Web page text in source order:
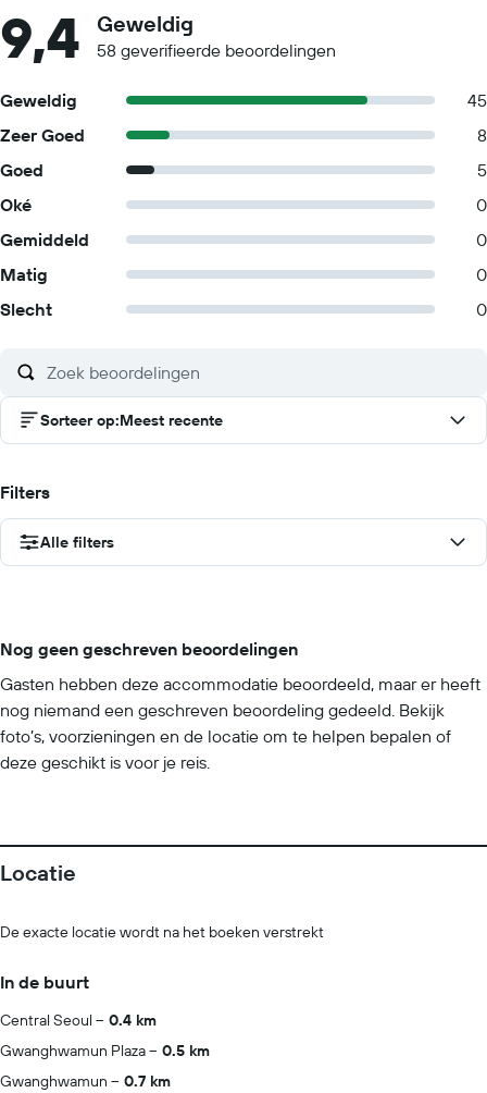
9,4 Geweldig
58 geverifieerde beoordelingen
Geweldig
45
Zeer Goed
8
Goed
5
Oké
0
Gemiddeld
0
Matig
0
Slecht
0
Sorteer op:Meest recente
Filters
Alle filters
Nog geen geschreven beoordelingen
Gasten hebben deze accommodatie beoordeeld, maar er heeft
nog niemand een geschreven beoordeling gedeeld. Bekijk
foto’s, voorzieningen en de locatie om te helpen bepalen of
deze geschikt is voor je reis.
Locatie
De exacte locatie wordt na het boeken verstrekt
In de buurt
Central Seoul
0.4 km
Gwanghwamun Plaza
0.5 km
Gwanghwamun
0.7 km